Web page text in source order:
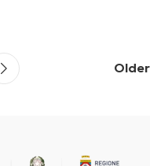
Older